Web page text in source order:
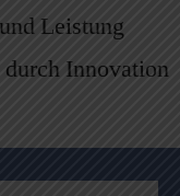
Leistung
Innovation